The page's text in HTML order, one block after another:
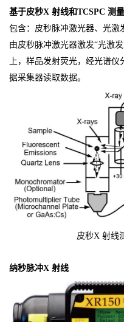
基于皮秒X 射线和TCSPC 测
包含：皮秒脉冲激光器、光激
由皮秒脉冲激光器激发“光激
上，样品发射荧光，经光谱
据采集器读取数据。
皮秒X 射线
纳秒脉冲X 射线